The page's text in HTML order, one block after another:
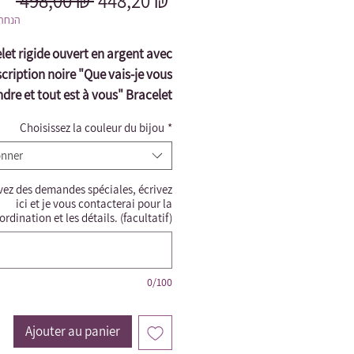
rigide ouvert en argent avec
noire "Que vais-je vous
et tout est à vous" Bracelet
pouvant être réduit et
agrandi.
dans la salle de bain d'un
point de vue halakhique*
Choisissez la couleur du bijou *
des demandes spéciales, écrivez
ici et je vous contacterai pour la
et les détails. (facultatif)
0/100
Ajouter au panier